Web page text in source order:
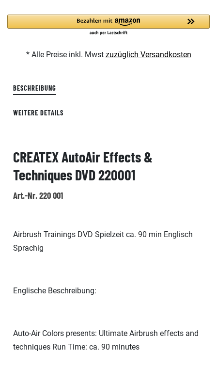
* Alle Preise inkl. Mwst zuzüglich Versandkosten
BESCHREIBUNG
WEITERE DETAILS
CREATEX AutoAir Effects &
Techniques DVD 220001
Art.-Nr. 220 001
Airbrush Trainings DVD Spielzeit ca. 90 min Englisch
Sprachig
Englische Beschreibung:
Auto-Air Colors presents: Ultimate Airbrush effects and
techniques Run Time: ca. 90 minutes